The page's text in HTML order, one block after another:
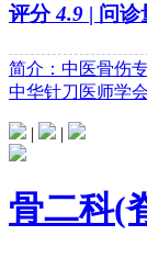
评分4.9 | 问诊
简介：中医骨伤
中华针刀医师学
| |
骨二科(